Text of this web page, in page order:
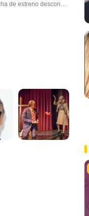
Fecha de estreno desconocida